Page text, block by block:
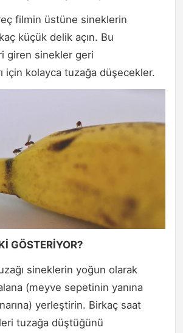
filmin üstüne sineklerin
küçük delik açın. Bu
giren sinekler geri
için kolayca tuzağa düşecekler.
GÖSTERİYOR?
tuzağı sineklerin yoğun olarak
(meyve sepetinin yanına
yerleştirin. Birkaç saat
tuzağa düştüğünü